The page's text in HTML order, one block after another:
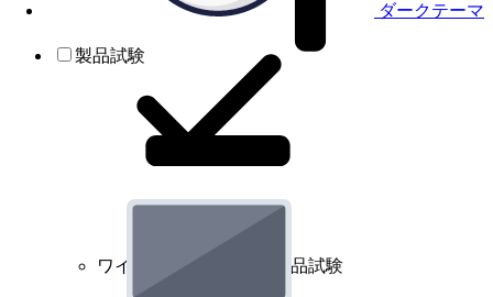
ダークテーマ
製品試験
ワイヤレスデバイスの製品試験